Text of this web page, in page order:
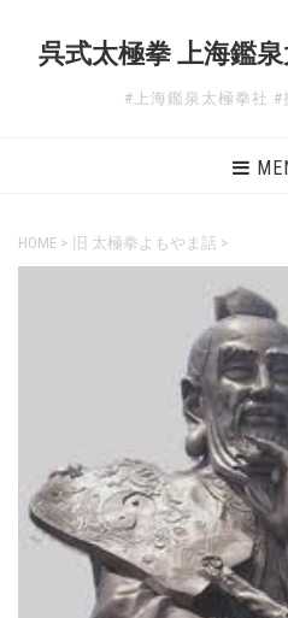
呉式太極拳 上海鑑
#上海鑑泉太極拳社
HOME > 旧 太極拳よもやま話 >